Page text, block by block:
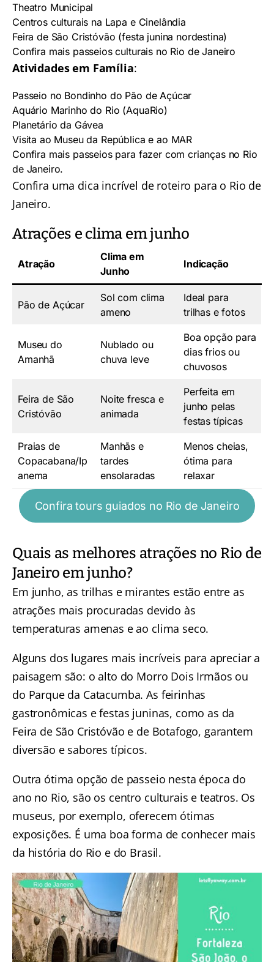
Theatro Municipal
Centros culturais na Lapa e Cinelândia
Feira de São Cristóvão (festa junina nordestina)
Confira mais passeios culturais no Rio de Janeiro
Atividades em Família:
Passeio no Bondinho do Pão de Açúcar
Aquário Marinho do Rio (AquaRio)
Planetário da Gávea
Visita ao Museu da República e ao MAR
Confira mais passeios para fazer com crianças no Rio
de Janeiro.
Confira uma dica incrível de roteiro para o Rio de
Janeiro.
Atrações e clima em junho
Atração
Clima em
Junho
Indicação
Pão de Açúcar
Sol com clima
ameno
Ideal para
trilhas e fotos
Museu do
Amanhã
Nublado ou
chuva leve
Boa opção para
dias frios ou
chuvosos
Feira de São
Cristóvão
Noite fresca e
animada
Perfeita em
junho pelas
festas típicas
Praias de
Copacabana/Ip
anema
Manhãs e
tardes
ensolaradas
Menos cheias,
ótima para
relaxar
Confira tours guiados no Rio de Janeiro
Quais as melhores atrações no Rio de
Janeiro em junho?
Em junho, as trilhas e mirantes estão entre as
atrações mais procuradas devido às
temperaturas amenas e ao clima seco.
Alguns dos lugares mais incríveis para apreciar a
paisagem são: o alto do Morro Dois Irmãos ou
do Parque da Catacumba. As feirinhas
gastronômicas e festas juninas, como as da
Feira de São Cristóvão e de Botafogo, garantem
diversão e sabores típicos.
Outra ótima opção de passeio nesta época do
ano no Rio, são os centro culturais e teatros. Os
museus, por exemplo, oferecem ótimas
exposições. É uma boa forma de conhecer mais
da história do Rio e do Brasil.